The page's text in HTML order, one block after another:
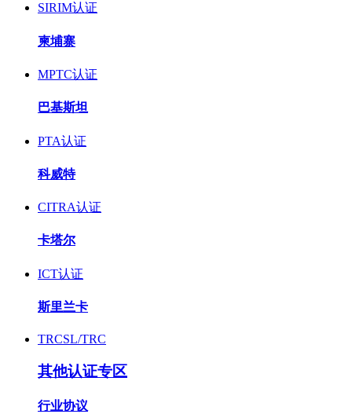
SIRIM认证
柬埔寨
MPTC认证
巴基斯坦
PTA认证
科威特
CITRA认证
卡塔尔
ICT认证
斯里兰卡
TRCSL/TRC
其他认证专区
行业协议